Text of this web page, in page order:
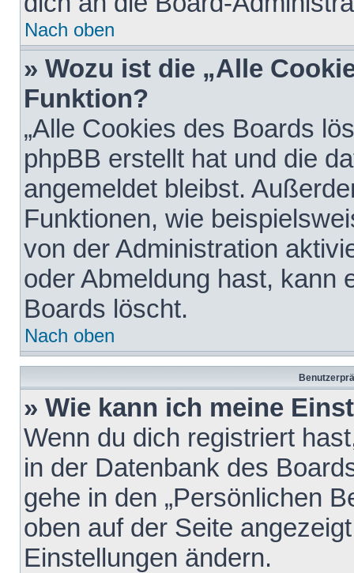
Nach oben
» Wozu ist die „Alle
Funktion?
„Alle Cookies des Boards
phpBB erstellt hat und die
angemeldet bleibst.
Funktionen, wie
von der Administration
oder Abmeldung hast, kann
Boards löscht.
Nach oben
» Wie kann ich meine
Wenn du dich registriert
in der Datenbank des
gehe in den „Persönlichen
oben auf der Seite
Einstellungen ändern.